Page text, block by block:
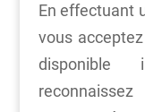
En effectuant
vous
disponible